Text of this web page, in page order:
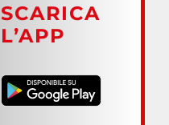
SCARICA
L’APP